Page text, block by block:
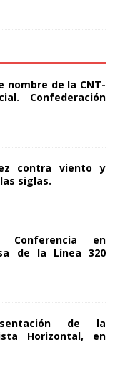
nombre de la CNT-
Confederación
contra viento y
siglas.
en
de la Línea 320
de la
Horizontal, en